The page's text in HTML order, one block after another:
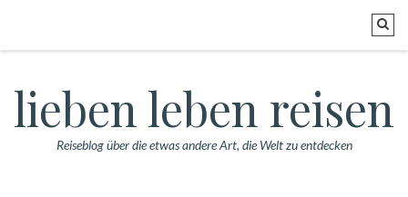
lieben leben reisen
Reiseblog über die etwas andere Art, die Welt zu entdecken